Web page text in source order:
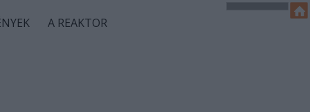
A REAKTOR